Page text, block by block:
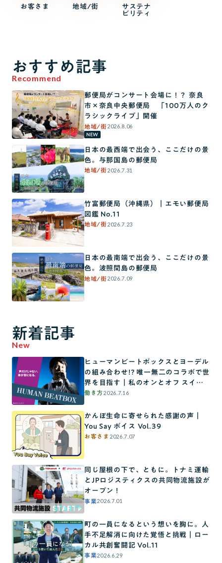
お客さま 地域/街
サステナ
ビリティ
おすすめ記事
Recommend
郵便局がコンサート会場に！？ 奈良
市×奈良中央郵便局 「100万人のク
ラシックライブ」開催
地域/街2026.8.06
NEW
日本の最西端で出会う、ここだけの景
色。与那国島の郵便局
地域/街2026.7.31
竹富郵便局（沖縄県）｜エモい郵便局
図鑑 No.11
地域/街2026.7.23
日本の最南端で出会う、ここだけの景
色。波照間島の郵便局
地域/街2026.7.09
新着記事
New
ヒューマンビートボックスとヨーデル
の組み合わせ!? 唯一無二のコラボで世
界を目指す｜私のオンとオフ スイッ
チインタビュー
働き方2026.7.16
かんぽ生命に寄せられた感謝の声｜
You Say ボイス Vol.39
お客さま 2026.7.07
同じ屋根の下で、ともに。トナミ運輸
とJPロジスティクスの共同物流施設が
オープン！
事業2026.7.01
町の一員になるという想いを胸に。人
手不足解消に向けた覚悟と挑戦｜ロー
カル共創奮闘記 Vol.11
事業2026.6.29